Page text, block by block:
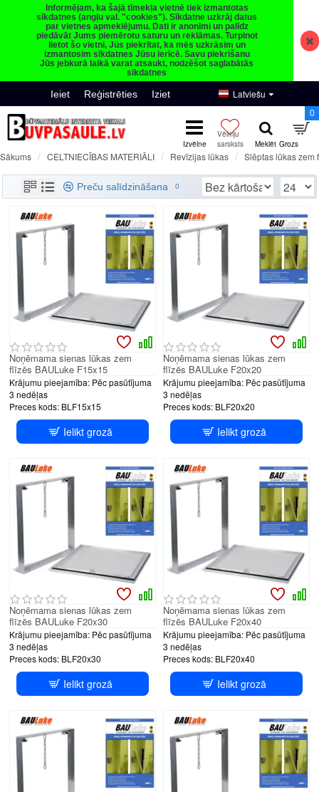
Informējam, ka šajā tīmekļa vietnē tiek izmantotas
sīkdatnes (angļu val. "cookies"). Sīkdatne uzkrāj datus
par vietnes apmeklējumu. Dati ir anonīmi un palīdz
piedāvāt Jums piemērotu saturu un reklāmas. Turpinot
lietot šo vietni, Jūs piekrītat, ka mēs uzkrāsim un
izmantosim sīkdatnes Jūsu ierīcē. Savu piekrišanu
Jūs jebkurā laikā varat atsaukt, nodzēšot saglabātās
sīkdatnes
Ieiet Reģistrēties Iziet Latviešu
0
Sākums CELTNIECĪBAS MATERIĀLI Revīzijas lūkas Slēptas lūkas zem
Preču salīdzināšana
0
Krājumu pieejamība: Pēc pasūtījuma
3 nedēļas
Preces kods: BLF15x15
Noņēmama sienas lūkas zem
flīzēs BAULuke F15x15
Ielikt grozā
Krājumu pieejamība: Pēc pasūtījuma
3 nedēļas
Preces kods: BLF20x20
Noņēmama sienas lūkas zem
flīzēs BAULuke F20x20
Ielikt grozā
Krājumu pieejamība: Pēc pasūtījuma
3 nedēļas
Preces kods: BLF20x30
Noņēmama sienas lūkas zem
flīzēs BAULuke F20x30
Ielikt grozā
Krājumu pieejamība: Pēc pasūtījuma
3 nedēļas
Preces kods: BLF20x40
Noņēmama sienas lūkas zem
flīzēs BAULuke F20x40
Ielikt grozā